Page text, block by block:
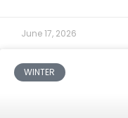
June 17, 2026
WINTER